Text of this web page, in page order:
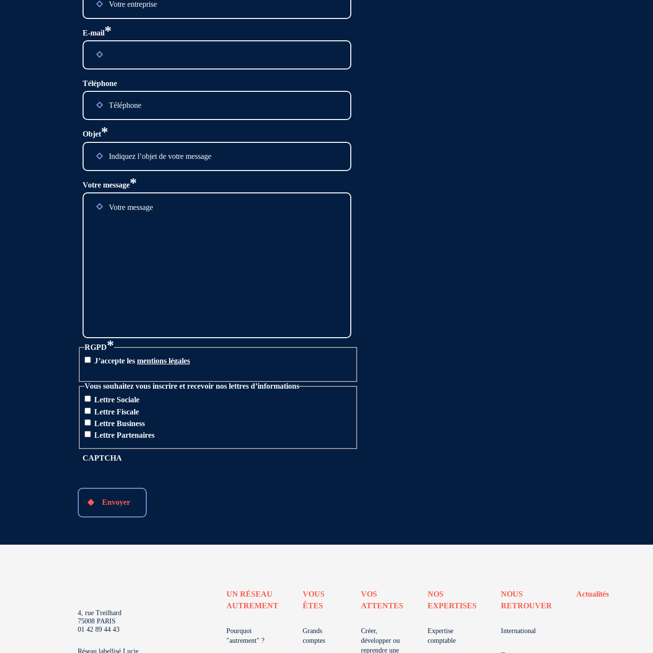
E-mail*
Téléphone
Objet*
Votre message*
RGPD*
J’accepte les mentions légales
Vous souhaitez vous inscrire et recevoir nos lettres d’informations
Lettre Sociale
Lettre Fiscale
Lettre Business
Lettre Partenaires
CAPTCHA
Envoyer
4, rue Treilhard
75008 PARIS
01 42 89 44 43
Réseau labellisé Lucie
UN RÉSEAU
AUTREMENT
Pourquoi
"autrement" ?
VOUS
ÊTES
Grands
comptes
VOS
ATTENTES
Créer,
développer ou
reprendre une
NOS
EXPERTISES
Expertise
comptable
NOUS
RETROUVER
International
Actualités